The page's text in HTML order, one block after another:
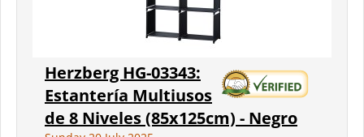
Herzberg HG-03343:
Estantería Multiusos
de 8 Niveles (85x125cm) - Negro